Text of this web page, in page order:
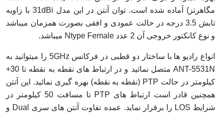
مگاهرتز) آماده شده است. توان آنتن در این مدل 31dBi با زاویه
تابش 3.5 درجه در حالت عمودی و افقی بصورت همزمان میباشد
و نوع کانکتور خروجی آن 2 عدد Ntype Female میباشد.
انواع رادیو ها با ساختار دو قطبی در فرکانس 5GHz را میتوانید به
ANT-5531N متصل نمائید و در ارتباط های نقطه به نقطه تا 30+
کیلومتر در حالت PTP (نقطه به نقطه) بهره گیری نمائید. این آنتن
همچنین قادر است ارتباط های PTP تا مسافت 50 کیلومتر در
شرایط LOS را برقرار نماید. عمده تفاوت آنتن های سری Dual و